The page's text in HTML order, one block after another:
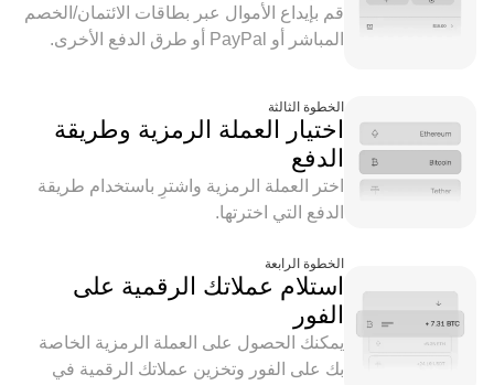
قم بإيداع الأموال عبر بطاقات الائتمان/الخصم
المباشر أو PayPal أو طرق الدفع الأخرى.
الخطوة الثالثة
اختيار العملة الرمزية وطريقة
الدفع
اختر العملة الرمزية واشترِ باستخدام طريقة
الدفع التي اخترتها.
الخطوة الرابعة
استلام عملاتك الرقمية على
الفور
يمكنك الحصول على العملة الرمزية الخاصة
بك على الفور وتخزين عملاتك الرقمية في